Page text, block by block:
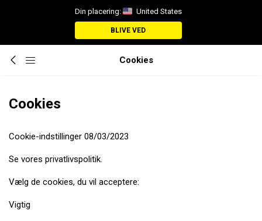
Din placering: United States
BLIVE VED
Cookies
Cookies
Cookie-indstillinger 08/03/2023
Se vores privatlivspolitik.
Vælg de cookies, du vil acceptere:
Vigtig